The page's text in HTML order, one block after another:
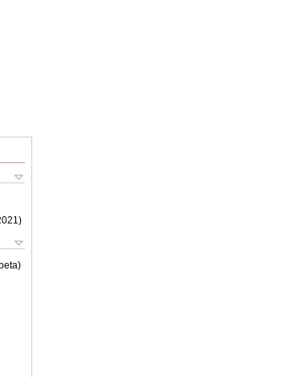
)